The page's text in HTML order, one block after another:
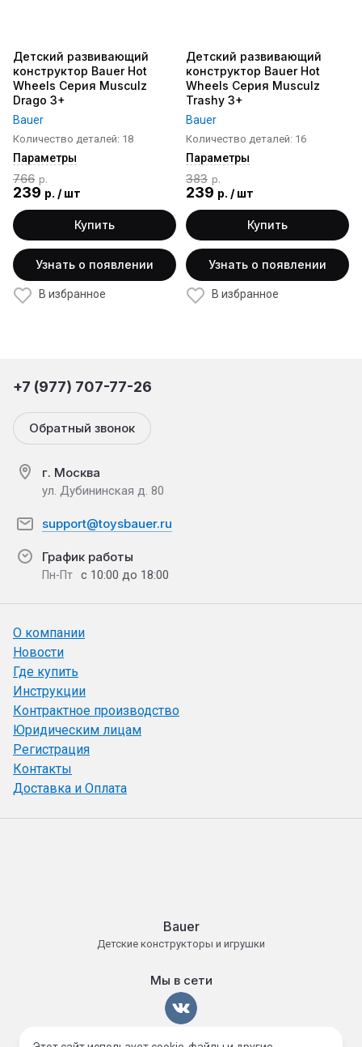
Детский развивающий
конструктор Bauer Hot
Wheels Серия Musculz
Drago 3+
Bauer
Количество деталей: 18
Параметры
766 р.
239 р. / шт
Купить
Узнать о появлении
В избранное
Детский развивающий
конструктор Bauer Hot
Wheels Серия Musculz
Trashy 3+
Bauer
Количество деталей: 16
Параметры
383 р.
239 р. / шт
Купить
Узнать о появлении
В избранное
+7 (977) 707-77-26
Обратный звонок
г. Москва
ул. Дубининская д. 80
support@toysbauer.ru
График работы
Пн-Пт с 10:00 до 18:00
О компании
Новости
Где купить
Инструкции
Контрактное производство
Юридическим лицам
Регистрация
Контакты
Доставка и Оплата
Bauer
Детские конструкторы и игрушки
Мы в сети